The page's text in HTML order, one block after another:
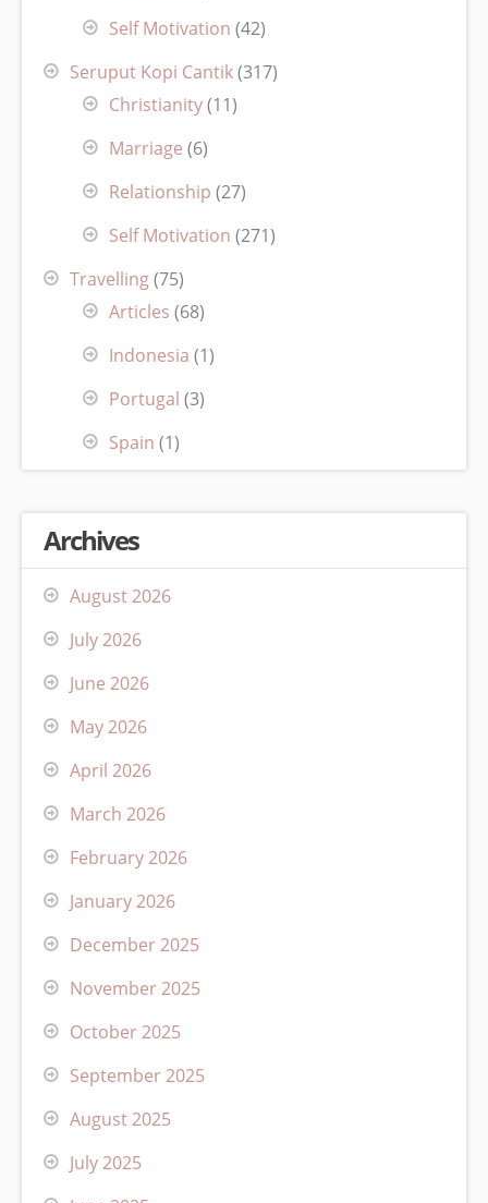
Self Motivation (42)
Seruput Kopi Cantik(317)
Christianity(11)
Marriage (6)
Relationship (27)
Self Motivation (271)
Travelling(75)
Articles (68)
Indonesia (1)
Portugal (3)
Spain (1)
Archives
August 2026
July 2026
June 2026
May 2026
April 2026
March 2026
February 2026
January 2026
December 2025
November 2025
October 2025
September 2025
August 2025
July 2025